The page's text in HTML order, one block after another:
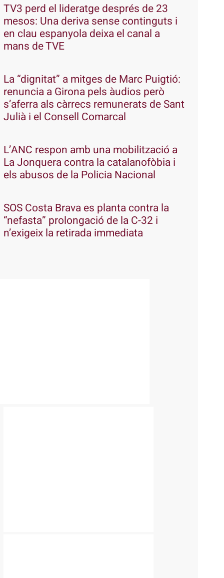
TV3 perd el lideratge després de 23
mesos: Una deriva sense continguts i
en clau espanyola deixa el canal a
mans de TVE
La “dignitat” a mitges de Marc Puigtió:
renuncia a Girona pels àudios però
s’aferra als càrrecs remunerats de Sant
Julià i el Consell Comarcal
L’ANC respon amb una mobilització a
La Jonquera contra la catalanofòbia i
els abusos de la Policia Nacional
SOS Costa Brava es planta contra la
“nefasta” prolongació de la C-32 i
n’exigeix la retirada immediata